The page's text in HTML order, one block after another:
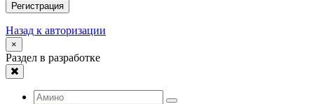
Регистрация
Назад к авторизации
×
Раздел в разработке